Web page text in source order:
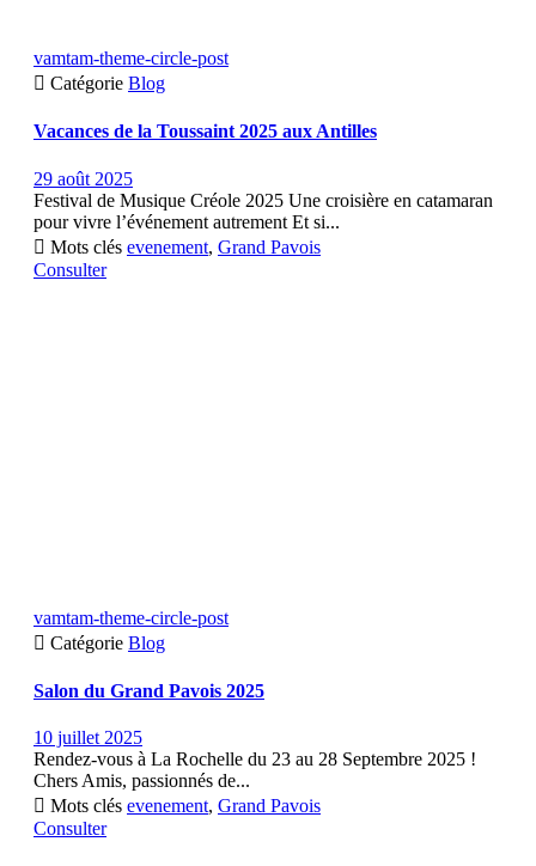
vamtam-theme-circle-post
 Catégorie Blog
Vacances de la Toussaint 2025 aux Antilles
29 août 2025
Festival de Musique Créole 2025 Une croisière en catamaran
pour vivre l’événement autrement Et si...
 Mots clés evenement, Grand Pavois
Consulter
vamtam-theme-circle-post
 Catégorie Blog
Salon du Grand Pavois 2025
10 juillet 2025
Rendez-vous à La Rochelle du 23 au 28 Septembre 2025 !
Chers Amis, passionnés de...
 Mots clés evenement, Grand Pavois
Consulter